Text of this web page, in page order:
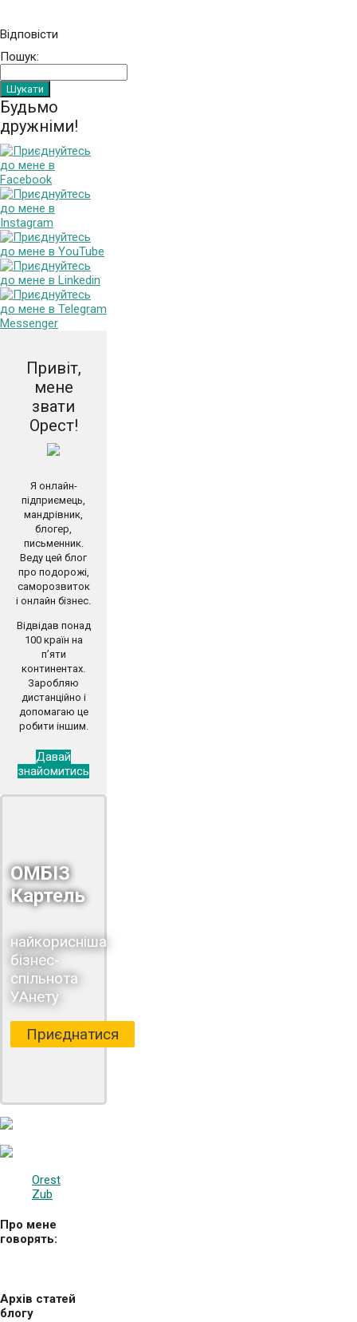
Відповісти
Пошук:
Будьмо
дружніми!
Привіт,
мене
звати
Орест!
Я онлайн-
підприємець,
мандрівник,
блогер,
письменник.
Веду цей блог
про подорожі,
саморозвиток
і онлайн бізнес.
Відвідав понад
100 країн на
п’яти
континентах.
Заробляю
дистанційно і
допомагаю це
робити іншим.
Давай
знайомитись
ОМБІЗ
Картель
найкорисніша
бізнес-
спільнота
УАнету
Приєднатися
Orest
Zub
Про мене
говорять:
Архів статей
блогу